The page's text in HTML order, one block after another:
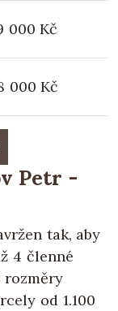
000 Kč
000 Kč
Petr -
tak, aby
4 členné
rozměry
od 1.100